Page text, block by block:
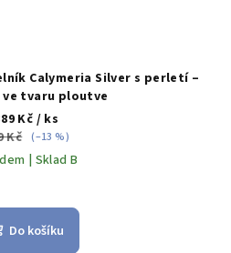
Calymeria Silver s perletí –
ve tvaru ploutve
Kč / ks
Kč (–13 %)
| Sklad B
Do košíku